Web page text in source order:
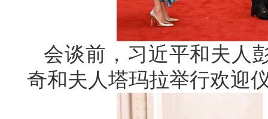
会谈前，习近平和夫人
奇和夫人塔玛拉举行欢迎